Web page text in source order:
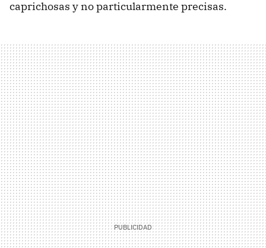
caprichosas y no particularmente precisas.